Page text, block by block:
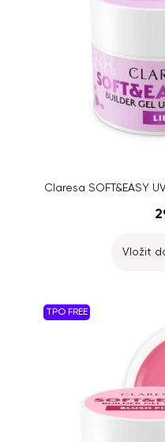
Claresa SOFT&EASY
Vložit
TPO FREE